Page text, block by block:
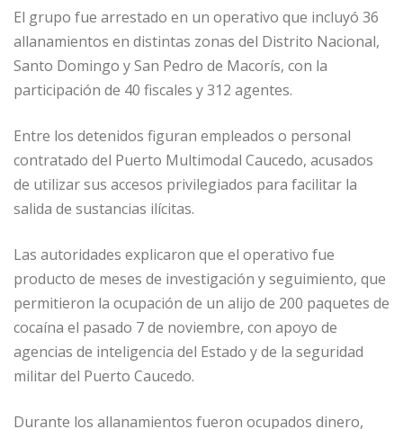
El grupo fue arrestado en un operativo que incluyó 36
allanamientos en distintas zonas del Distrito Nacional,
Santo Domingo y San Pedro de Macorís, con la
participación de 40 fiscales y 312 agentes.
Entre los detenidos figuran empleados o personal
contratado del Puerto Multimodal Caucedo, acusados
de utilizar sus accesos privilegiados para facilitar la
salida de sustancias ilícitas.
Las autoridades explicaron que el operativo fue
producto de meses de investigación y seguimiento, que
permitieron la ocupación de un alijo de 200 paquetes de
cocaína el pasado 7 de noviembre, con apoyo de
agencias de inteligencia del Estado y de la seguridad
militar del Puerto Caucedo.
Durante los allanamientos fueron ocupados dinero,